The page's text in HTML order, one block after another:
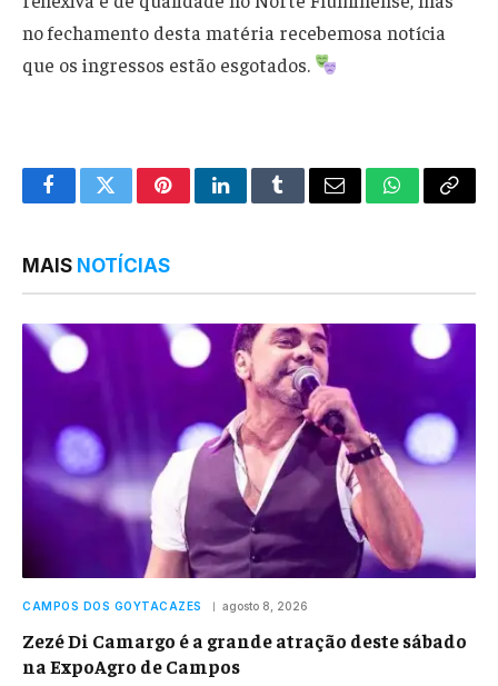
no fechamento desta matéria recebemosa notícia
que os ingressos estão esgotados.
FacebookTwitterPinterestLinkedInTumblrEmail WhatsApp
Copy
MAIS NOTÍCIAS
CAMPOS DOS GOYTACAZES agosto 8, 2026
Zezé Di Camargo é a grande atração deste sábado
na ExpoAgro de Campos